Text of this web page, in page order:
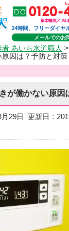
24時間、フリーダイヤ
メールでのお
あいち水道職人 >
因は？予防と対策
が働かない原因
29日 更新日：